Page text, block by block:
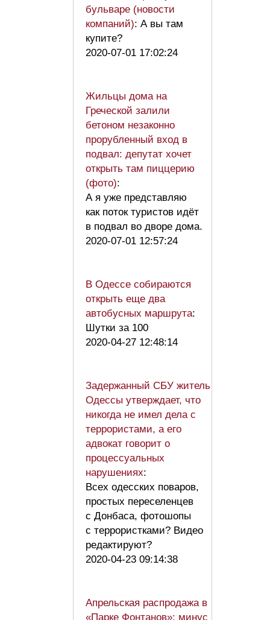
бульваре (новости
компаний): А вы там
купите?
2020-07-01 17:02:24
Жильцы дома на
Греческой залили
бетоном незаконно
прорубленный вход в
подвал: депутат хочет
открыть там пиццерию
(фото):
А я уже представляю
как поток туристов идёт
в подвал во дворе дома.
2020-07-01 12:57:24
В Одессе собираются
открыть еще два
автобусных маршрута:
Шутки за 100
2020-04-27 12:48:14
Задержанный СБУ житель
Одессы утверждает, что
никогда не имел дела с
террористами, а его
адвокат говорит о
процессуальных
нарушениях:
Всех одесских поваров,
простых переселенцев
с Донбаса, фотошопы
с террористками? Видео
редактируют?
2020-04-23 09:14:38
Апрельская распродажа в
«Парке Фонтанов»: минус